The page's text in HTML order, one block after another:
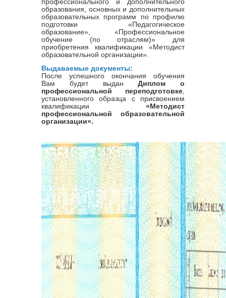
образования, основных и дополнительных
образовательных программ по профилю
подготовки «Педагогическое
образование», «Профессиональное
обучение (по отраслям)» для
приобретения квалификации «Методист
образовательной организации».
Выдаваемые документы:
После успешного окончания обучения
Вам будет выданДиплом о
профессиональной переподготовке
установленного образца с присвоением
квалификации «Методист
профессиональной образовательной
организации».